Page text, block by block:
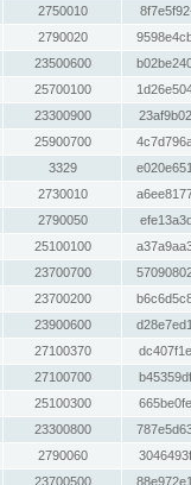
2750010
2790020
23500600
25700100
23300900
25900700
3329
2730010
2790050
25100100
23700700
23700200
23900600
27100370
27100700
25100300
23300800
2790060
23700500